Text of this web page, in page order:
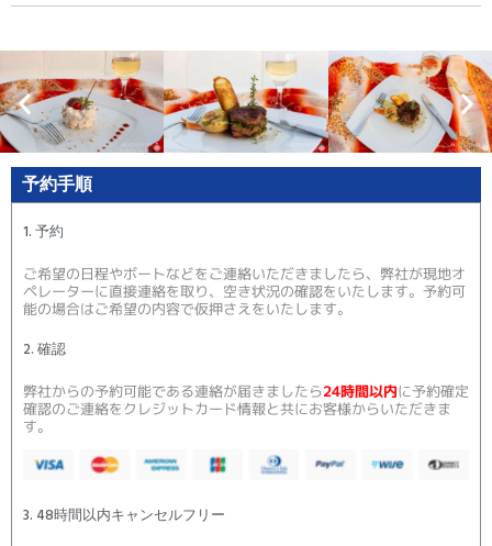
予約手順
1. 予約
ご希望の日程やボートなどをご連絡いただきましたら、弊社が現地オ
ペレーターに直接連絡を取り、空き状況の確認をいたします。予約可
能の場合はご希望の内容で仮押さえをいたします。
2. 確認
弊社からの予約可能である連絡が届きましたら24時間以内に予約確定
確認のご連絡をクレジットカード情報と共にお客様からいただきま
す。
3. 48時間以内キャンセルフリー